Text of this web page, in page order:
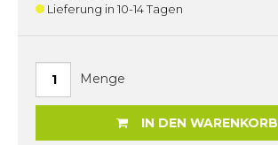
Lieferung in 10-14 Tagen
Menge
IN DEN WARENKORB